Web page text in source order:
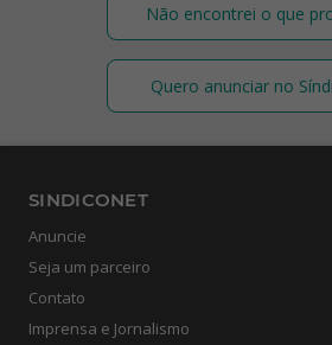
Não encontrei o que
Quero anunciar no
SINDICONET
Anuncie
Seja um parceiro
Contato
Imprensa e Jornalismo